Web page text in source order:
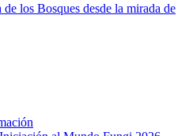
los Bosques desde la mirada de